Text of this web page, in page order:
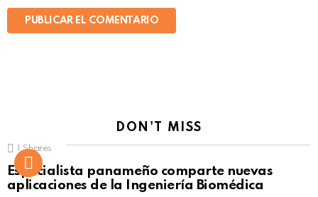
DON'T MISS
Click to view this post
Shares
Especialista panameño comparte nuevas
aplicaciones de la Ingeniería Biomédica